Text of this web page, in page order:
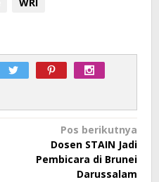
Pos berikutnya
Dosen STAIN Jadi
Pembicara di Brunei
Darussalam